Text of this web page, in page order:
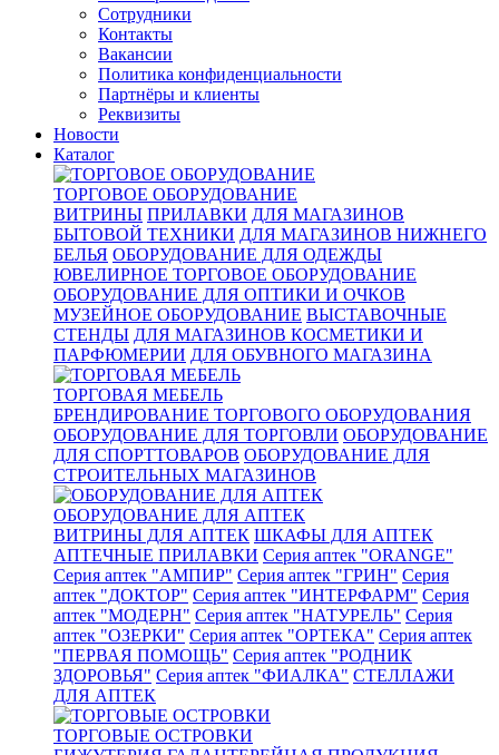
Сотрудники
Контакты
Вакансии
Политика конфиденциальности
Партнёры и клиенты
Реквизиты
Новости
Каталог
ТОРГОВОЕ ОБОРУДОВАНИЕ
ВИТРИНЫ ПРИЛАВКИ ДЛЯ МАГАЗИНОВ
БЫТОВОЙ ТЕХНИКИ ДЛЯ МАГАЗИНОВ НИЖНЕГО
БЕЛЬЯ ОБОРУДОВАНИЕ ДЛЯ ОДЕЖДЫ
ЮВЕЛИРНОЕ ТОРГОВОЕ ОБОРУДОВАНИЕ
ОБОРУДОВАНИЕ ДЛЯ ОПТИКИ И ОЧКОВ
МУЗЕЙНОЕ ОБОРУДОВАНИЕ ВЫСТАВОЧНЫЕ
СТЕНДЫ ДЛЯ МАГАЗИНОВ КОСМЕТИКИ И
ПАРФЮМЕРИИ ДЛЯ ОБУВНОГО МАГАЗИНА
ТОРГОВАЯ МЕБЕЛЬ
БРЕНДИРОВАНИЕ ТОРГОВОГО ОБОРУДОВАНИЯ
ОБОРУДОВАНИЕ ДЛЯ ТОРГОВЛИ ОБОРУДОВАНИЕ
ДЛЯ СПОРТТОВАРОВ ОБОРУДОВАНИЕ ДЛЯ
СТРОИТЕЛЬНЫХ МАГАЗИНОВ
ОБОРУДОВАНИЕ ДЛЯ АПТЕК
ВИТРИНЫ ДЛЯ АПТЕК ШКАФЫ ДЛЯ АПТЕК
АПТЕЧНЫЕ ПРИЛАВКИ Серия аптек "ORANGE"
Серия аптек "АМПИР" Серия аптек "ГРИН" Серия
аптек "ДОКТОР" Серия аптек "ИНТЕРФАРМ" Серия
аптек "МОДЕРН" Серия аптек "НАТУРЕЛЬ" Серия
аптек "ОЗЕРКИ" Серия аптек "ОРТЕКА" Серия аптек
"ПЕРВАЯ ПОМОЩЬ" Серия аптек "РОДНИК
ЗДОРОВЬЯ" Серия аптек "ФИАЛКА" СТЕЛЛАЖИ
ДЛЯ АПТЕК
ТОРГОВЫЕ ОСТРОВКИ